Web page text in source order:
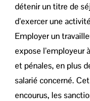
détenir un titre de
d’exercer une
Employer un
expose l’employeur
et pénales, en plus
salarié concerné.
encourus, les